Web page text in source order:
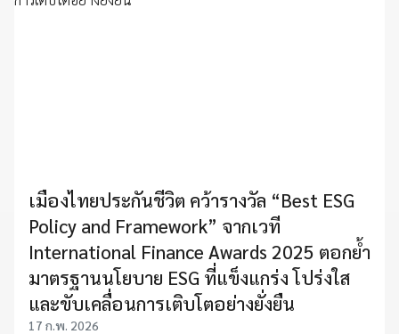
เมืองไทยประกันชีวิต คว้ารางวัล “Best ESG
Policy and Framework” จากเวที
International Finance Awards 2025 ตอกย้ำ
มาตรฐานนโยบาย ESG ที่แข็งแกร่ง โปร่งใส
และขับเคลื่อนการเติบโตอย่างยั่งยืน
17 ก.พ. 2026